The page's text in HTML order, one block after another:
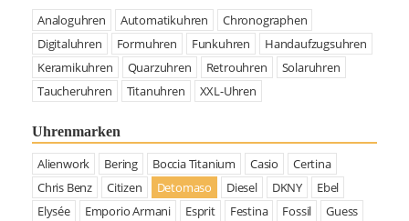
Analoguhren Automatikuhren
Chronographen
Digitaluhren
Formuhren Funkuhren
Handaufzugsuhren
Keramikuhren
Quarzuhren Retrouhren
Solaruhren
Taucheruhren
Titanuhren XXL-Uhren
Uhrenmarken
Alienwork Bering Boccia Titanium Casio
Certina
Chris Benz
Citizen Detomaso Diesel DKNY
Ebel
Elysée
Emporio Armani Esprit Festina Fossil
Guess